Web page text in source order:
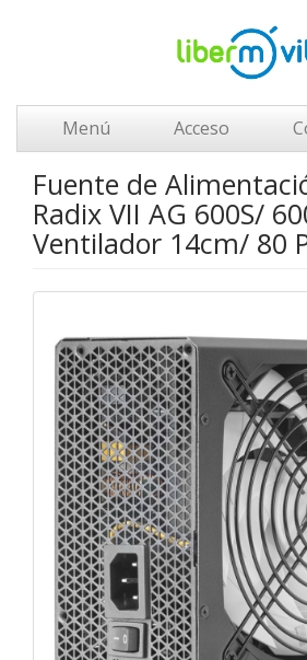
Menú Acceso
Fuente de
Radix VII AG 600S/
Ventilador 14cm/ 80